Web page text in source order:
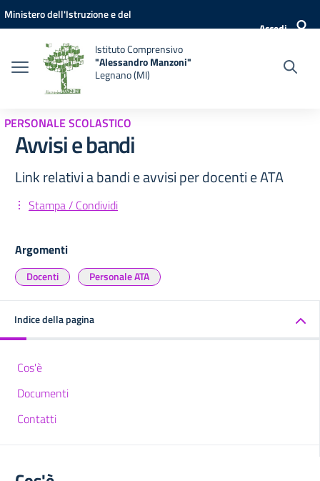
Vai ai contenuti
Vai al menu di navigazione
Vai al footer
Ministero dell'Istruzione e del
Accedi
Istituto Comprensivo
"Alessandro Manzoni"
Legnano (MI)
PERSONALE SCOLASTICO
Avvisi e bandi
Link relativi a bandi e avvisi per docenti e ATA
Stampa / Condividi
Argomenti
Docenti Personale ATA
Indice della pagina
Cos'è
Documenti
Contatti